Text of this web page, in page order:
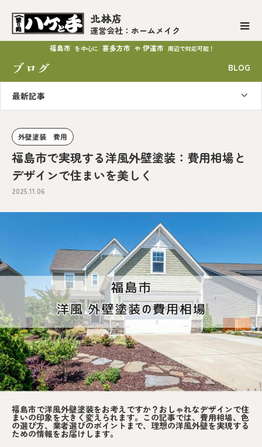
北林店
運営会社：ホームメイク
福島市 を中心に 喜多方市 や 伊達市 周辺で対応可能！
ブログ BLOG
最新記事
外壁塗装 費用
福島市で実現する洋風外壁塗装：費用相場と
デザインで住まいを美しく
2025.11.06
福島市で洋風外壁塗装をお考えですか？おしゃれなデザインで住
まいの印象を大きく変えられます。この記事では、費用相場、色
の選び方、業者選びのポイントまで、理想の洋風外壁を実現する
ための情報をお届けします。